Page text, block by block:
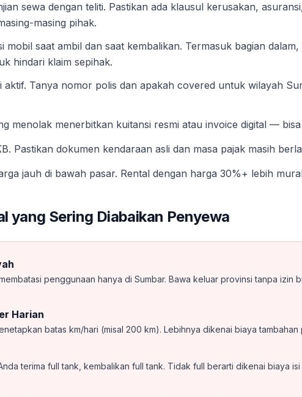
sewa dengan teliti. Pastikan ada klausul kerusakan,
masing pihak.
mobil saat ambil dan saat kembalikan. Termasuk bagian
hindari klaim sepihak.
aktif. Tanya nomor polis dan apakah covered untuk wilayah
menolak menerbitkan kuitansi resmi atau invoice digital —
Pastikan dokumen kendaraan asli dan masa pajak masih
jauh di bawah pasar. Rental dengan harga 30%+ lebih
yang Sering Diabaikan Penyewa
penggunaan hanya di Sumbar. Bawa keluar provinsi tanpa izin
Harian
batas km/hari (misal 200 km). Lebihnya dikenai biaya tambahan
terima full tank, kembalikan full tank. Tidak full berarti dikenai biaya isi